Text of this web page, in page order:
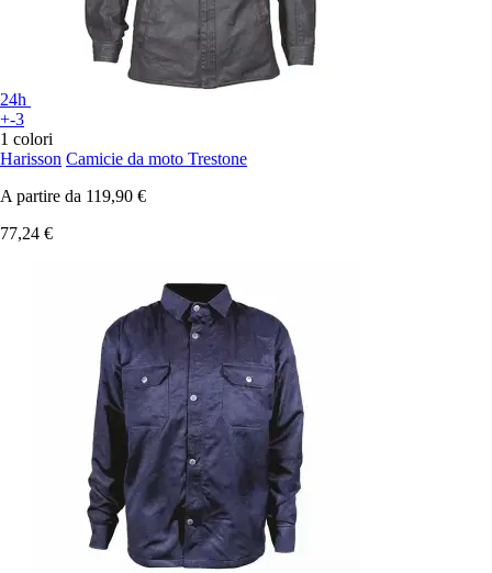
24h
+-3
1 colori
Harisson Camicie da moto Trestone
A partire da 119,90 €
77,24 €